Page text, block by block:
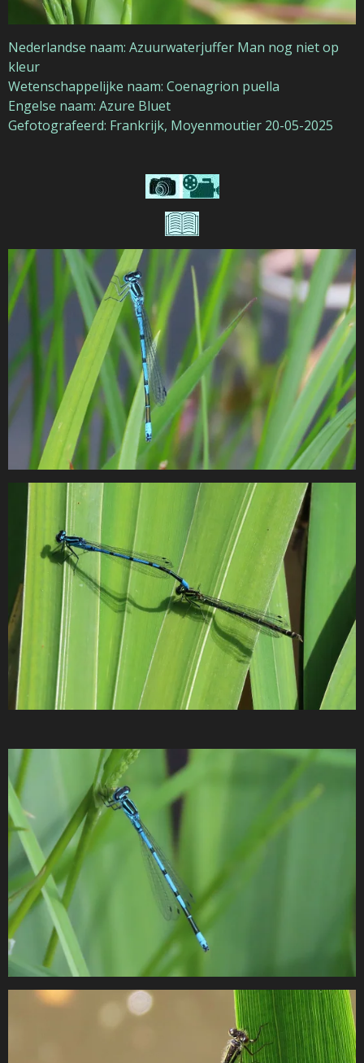
Nederlandse naam: Azuurwaterjuffer Man nog niet op
kleur
Wetenschappelijke naam: Coenagrion puella
Engelse naam: Azure Bluet
Gefotografeerd: Frankrijk, Moyenmoutier 20-05-2025